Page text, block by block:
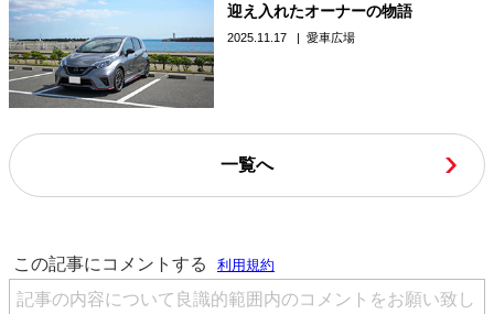
迎え入れたオーナーの物語
2025.11.17 愛車広場
一覧へ